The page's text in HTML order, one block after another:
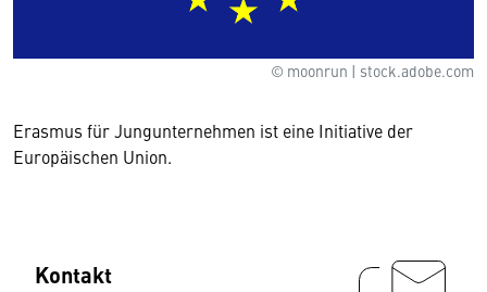
© moonrun | stock.adobe.com
Erasmus für Jungunternehmen ist eine Initiative der
Europäischen Union.
Kontakt